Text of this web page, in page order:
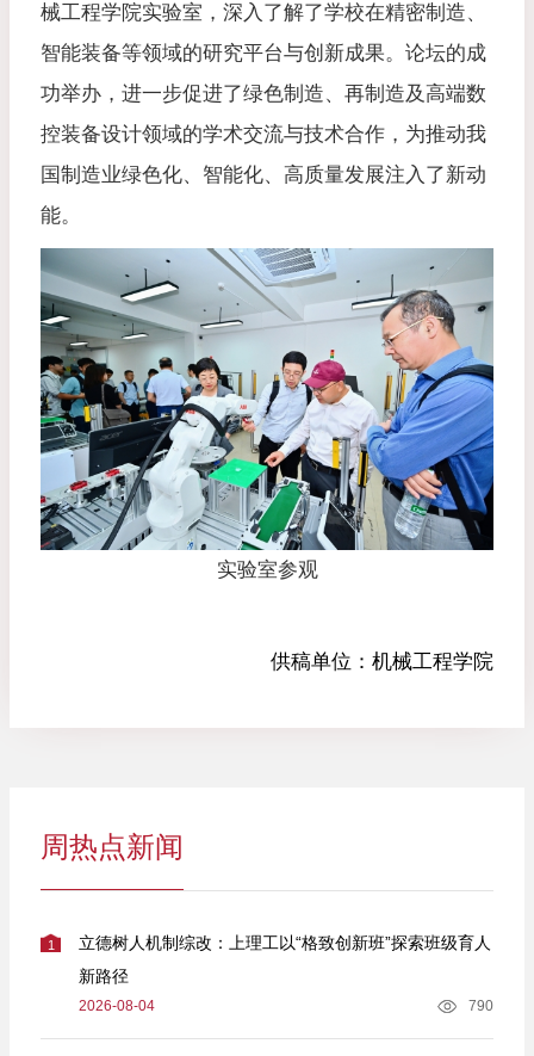
械工程学院实验室，深入了解了学校在精密制造、
智能装备等领域的研究平台与创新成果。论坛的成
功举办，进一步促进了绿色制造、再制造及高端数
控装备设计领域的学术交流与技术合作，为推动我
国制造业绿色化、智能化、高质量发展注入了新动
能。
实验室参观
供稿单位： 机械工程学院
周热点新闻
1
立德树人机制综改：上理工以“格致创新班”探索班级育人
新路径
2026-08-04 790